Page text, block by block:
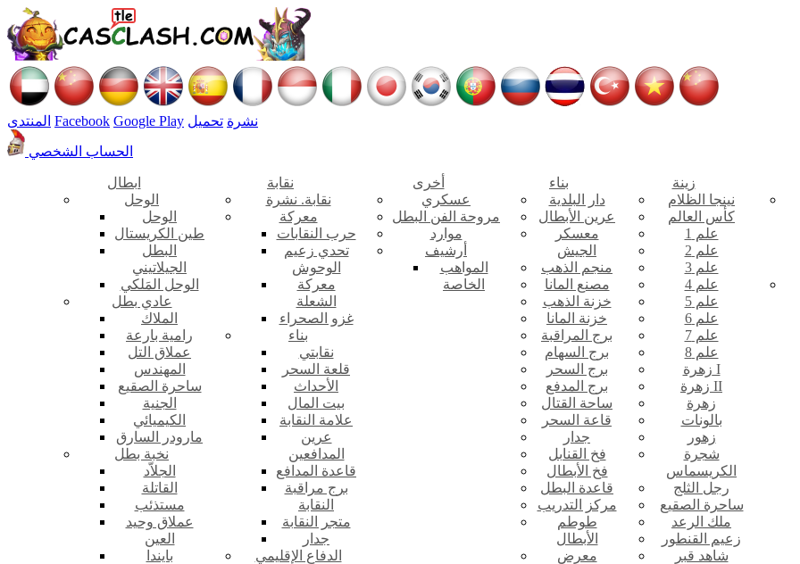
المنتدى Facebook Google Play نشرة تحميل
الحساب الشخصي
ابطال
الوحل
الوحل
طين الكريستال
البطل
الجيلاتيني
الوحل المَلكي
عادي بطل
الملاك
رامية بارعة
عملاق التل
المهندس
ساحرة الصقيع
الجنية
الكيميائي
مارودر السارق
نخبة بطل
الجلاّد
القاتلة
مستذئب
عملاق وحيد
العين
بايندا
نقابة
نقابة. نشرة
معركة
حرب النقابات
تحدي زعيم
الوحوش
معركة
الشعلة
غزو الصحراء
بناء
نقابتي
قلعة السحر
الأحداث
بيت المال
علامة النقابة
عرين
المدافعين
قاعدة المدافع
برج مراقبة
النقابة
متجر النقابة
جدار
الدفاع الإقليمي
أخرى
عسكري
مروحة الفن البطل
موارد
أرشيف
المواهب
الخاصة
بناء
دار البلدية
عرين الأبطال
معسكر
الجيش
منجم الذهب
مصنع المانا
خزنة الذهب
خزنة المانا
برج المراقبة
برج السهام
برج السحر
برج المدفع
ساحة القتال
قاعة السحر
جدار
فخ القنابل
فخ الأبطال
قاعدة البطل
مركز التدريب
طوطم
الأبطال
معرض
زينة
نينجا الظلام
كأس العالم
علم 1
علم 2
علم 3
علم 4
علم 5
علم 6
علم 7
علم 8
زهرة I
زهرة II
زهرة
بالونات
زهور
شجرة
الكريسماس
رجل الثلج
ساحرة الصقيع
ملك الرعد
زعيم القنطور
شاهد قبر